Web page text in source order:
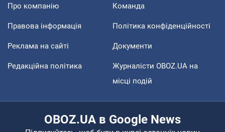
Про компанію Команда
Правова інформація Політика конфіденційності
Реклама на сайті Документи
Редакційна політика
Журналісти OBOZ.UA на
місці подій
OBOZ.UA в Google News